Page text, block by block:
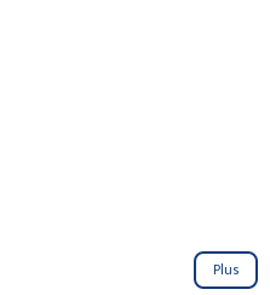
Plus